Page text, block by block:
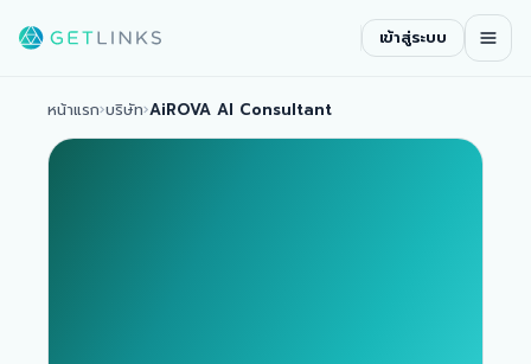
เข้าสู่ระบบ
หน้าแรก›บริษัท›AiROVA AI Consultant